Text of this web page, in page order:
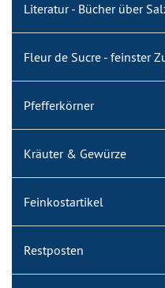
Literatur - Bücher über
Fleur de Sucre - feinster
Pfefferkörner
Kräuter & Gewürze
Feinkostartikel
Restposten